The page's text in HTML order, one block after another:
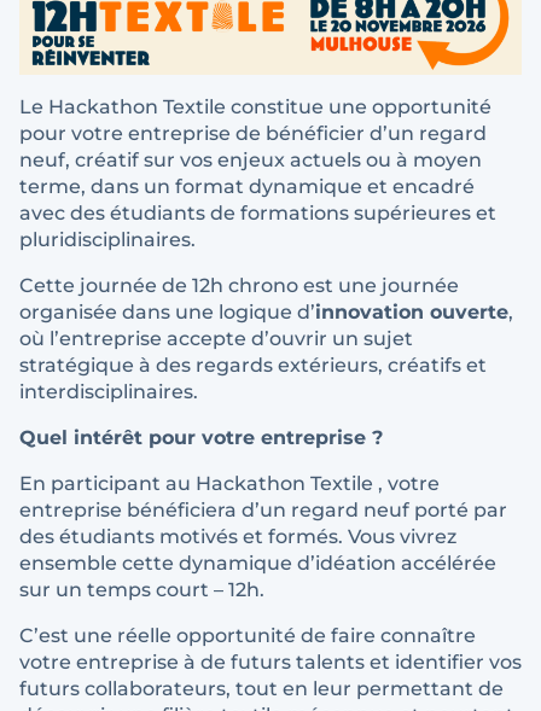
Le Hackathon Textile constitue une opportunité
pour votre entreprise de bénéficier d’un regard
neuf, créatif sur vos enjeux actuels ou à moyen
terme, dans un format dynamique et encadré
avec des étudiants de formations supérieures et
pluridisciplinaires.
Cette journée de 12h chrono est une journée
organisée dans une logique d’innovation ouverte,
où l’entreprise accepte d’ouvrir un sujet
stratégique à des regards extérieurs, créatifs et
interdisciplinaires.
Quel intérêt pour votre entreprise ?
En participant au Hackathon Textile , votre
entreprise bénéficiera d’un regard neuf porté par
des étudiants motivés et formés. Vous vivrez
ensemble cette dynamique d’idéation accélérée
sur un temps court – 12h.
C’est une réelle opportunité de faire connaître
votre entreprise à de futurs talents et identifier vos
futurs collaborateurs, tout en leur permettant de